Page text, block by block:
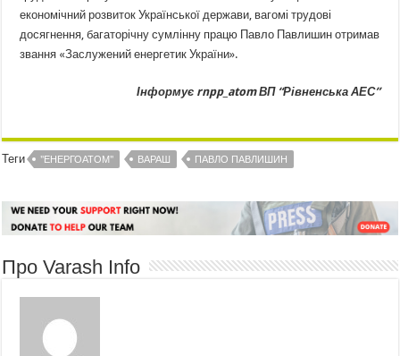
економічний розвиток Української держави, вагомі трудові
досягнення, багаторічну сумлінну працю Павло Павлишин отримав
звання «Заслужений енергетик України».
Інформує rnpp_atom ВП “Рівненська АЕС”
Теги "ЕНЕРГОАТОМ" ВАРАШ ПАВЛО ПАВЛИШИН
Про Varash Info